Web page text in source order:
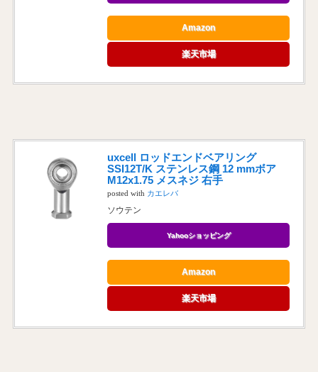
Amazon
楽天市場
uxcell ロッドエンドベアリング
SSI12T/K ステンレス鋼 12 mmボア
M12x1.75 メスネジ 右手
posted with カエレバ
ソウテン
Yahooショッピング
Amazon
楽天市場